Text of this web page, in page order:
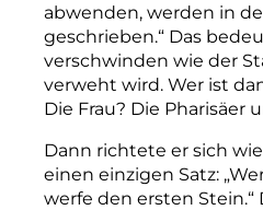
abwenden, werden in
geschrieben.“ Das
verschwinden wie der
verweht wird. Wer ist
Die Frau? Die Pharisäer
Dann richtete er sich
einen einzigen Satz:
werfe den ersten Stein.“